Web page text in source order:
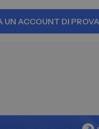
UN ACCOUNT DI PROVA